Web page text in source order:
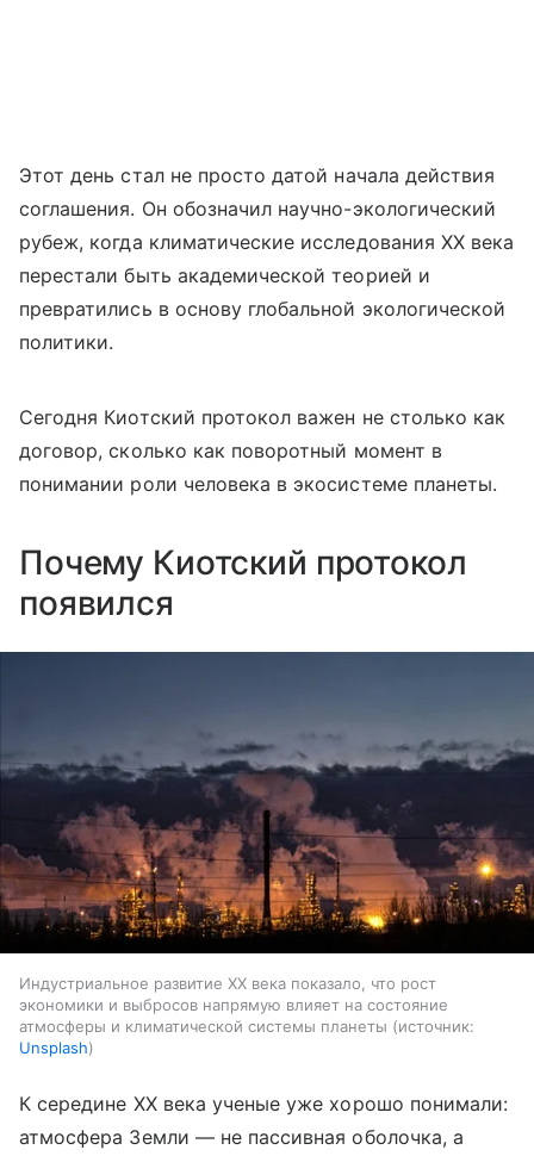
Этот день стал не просто датой начала действия
соглашения. Он обозначил научно-экологический
рубеж, когда климатические исследования XX века
перестали быть академической теорией и
превратились в основу глобальной экологической
политики.
Сегодня Киотский протокол важен не столько как
договор, сколько как поворотный момент в
понимании роли человека в экосистеме планеты.
Почему Киотский протокол
появился
Индустриальное развитие XX века показало, что рост
экономики и выбросов напрямую влияет на состояние
атмосферы и климатической системы планеты
источник:
Unsplash
К середине XX века ученые уже хорошо понимали:
атмосфера Земли — не пассивная оболочка, а